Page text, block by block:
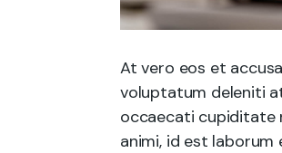
At vero eos et
voluptatum deleniti
occaecati cupiditate
animi, id est